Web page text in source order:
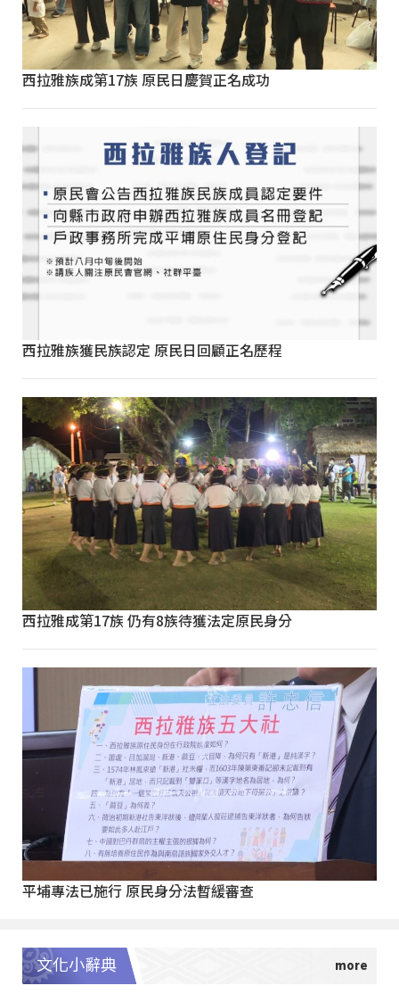
西拉雅族成第17族 原民日慶賀正名成功
西拉雅族獲民族認定 原民日回顧正名歷程
西拉雅成第17族 仍有8族待獲法定原民身分
平埔專法已施行 原民身分法暫緩審查
文化小辭典